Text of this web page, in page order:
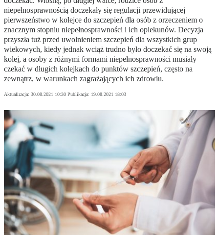
niepełnosprawnością doczekały się regulacji przewidującej
pierwszeństwo w kolejce do szczepień dla osób z orzeczeniem o
znacznym stopniu niepełnosprawności i ich opiekunów. Decyzja
przyszła tuż przed uwolnieniem szczepień dla wszystkich grup
wiekowych, kiedy jednak wciąż trudno było doczekać się na swoją
kolej, a osoby z różnymi formami niepełnosprawności musiały
czekać w długich kolejkach do punktów szczepień, często na
zewnątrz, w warunkach zagrażających ich zdrowiu.
Aktualizacja: 30.08.2021 10:30 Publikacja: 19.08.2021 18:03